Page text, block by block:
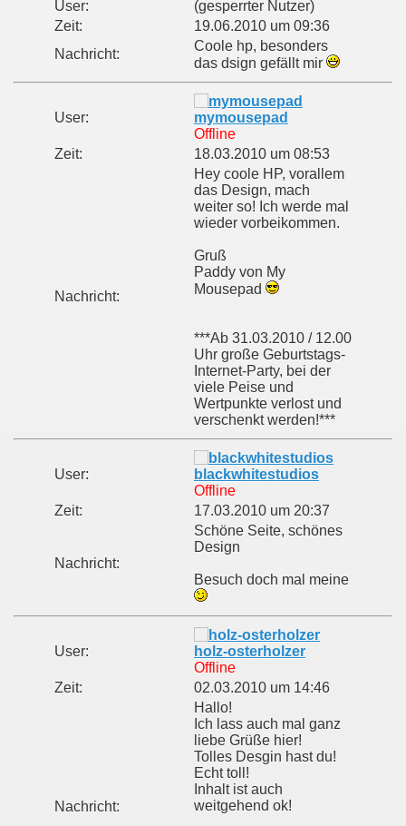
User:
(gesperrter Nutzer)
Zeit:
19.06.2010 um 09:36
Nachricht:
Coole hp, besonders
das dsign gefällt mir
User:
mymousepad
Offline
Zeit:
18.03.2010 um 08:53
Nachricht:
Hey coole HP, vorallem
das Design, mach
weiter so! Ich werde mal
wieder vorbeikommen.
Gruß
Paddy von My
Mousepad
***Ab 31.03.2010 / 12.00
Uhr große Geburtstags-
Internet-Party, bei der
viele Peise und
Wertpunkte verlost und
verschenkt werden!***
User:
blackwhitestudios
Offline
Zeit:
17.03.2010 um 20:37
Nachricht:
Schöne Seite, schönes
Design
Besuch doch mal meine
User:
holz-osterholzer
Offline
Zeit:
02.03.2010 um 14:46
Nachricht:
Hallo!
Ich lass auch mal ganz
liebe Grüße hier!
Tolles Desgin hast du!
Echt toll!
Inhalt ist auch
weitgehend ok!